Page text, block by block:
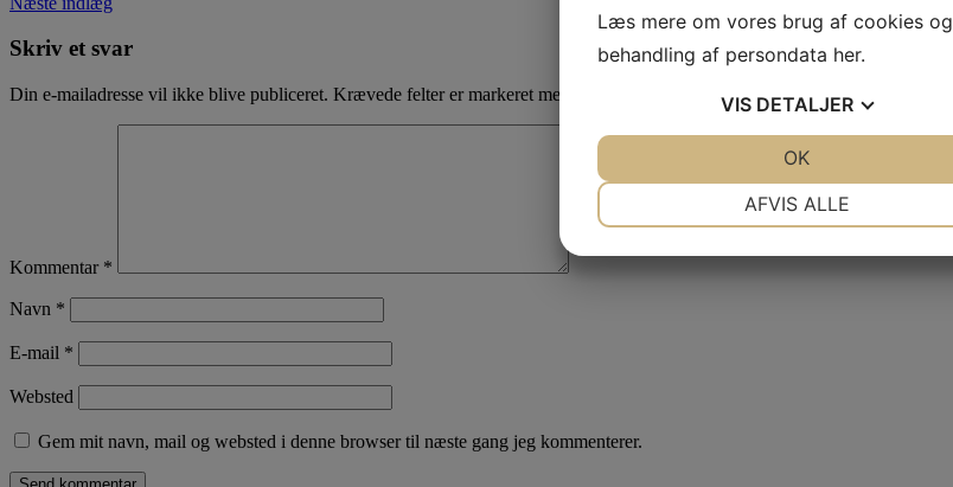
Skriv et svar
Din e-mailadresse vil ikke blive publiceret. Krævede felter er markeret med
Kommentar *
Navn *
E-mail *
Websted
Gem mit navn, mail og websted i denne browser til næste gang jeg kommenterer.
Læs mere om vores brug af cookies og
behandling af persondata her.
VIS DETALJER
AFVIS ALLE
OK